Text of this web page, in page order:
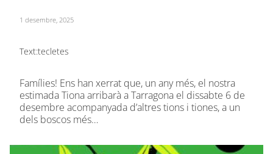
1 desembre, 2025
Text:tecletes
Famílies! Ens han xerrat que, un any més, el nostra
estimada Tiona arribarà a Tarragona el dissabte 6 de
desembre acompanyada d’altres tions i tiones, a un
dels boscos més…